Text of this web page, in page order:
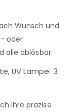
Wunsch und
oder
alle ablösbar.
UV Lampe: 3
ihre präzise